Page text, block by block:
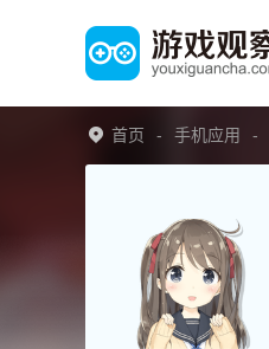
首页 手机应用